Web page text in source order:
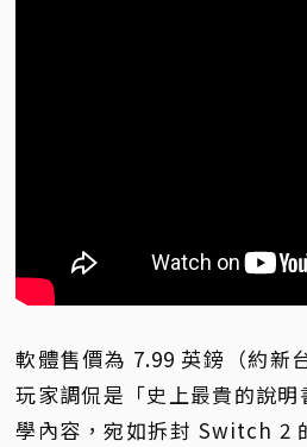
軟體售價為 7.99 英鎊（約新
玩家調侃是「史上最貴的說
學內容，宛如拆封 Switch 2